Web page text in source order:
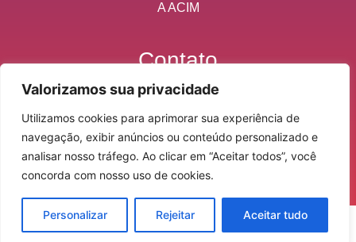
Valorizamos sua privacidade
Utilizamos cookies para aprimorar sua experiência de
navegação, exibir anúncios ou conteúdo personalizado e
analisar nosso tráfego. Ao clicar em “Aceitar todos”, você
concorda com nosso uso de cookies.
Personalizar Rejeitar Aceitar tudo
A ACIM
Contato
contato@expomarau.com.br
(54) 3342-3233
Desenvolvido por